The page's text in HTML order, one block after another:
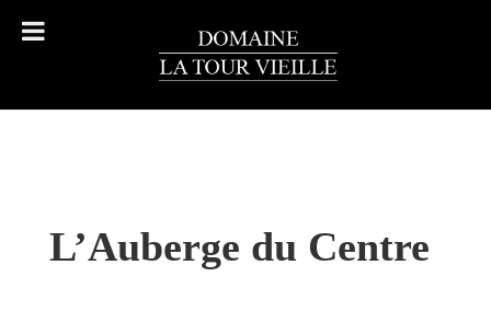
L’Auberge du Centre